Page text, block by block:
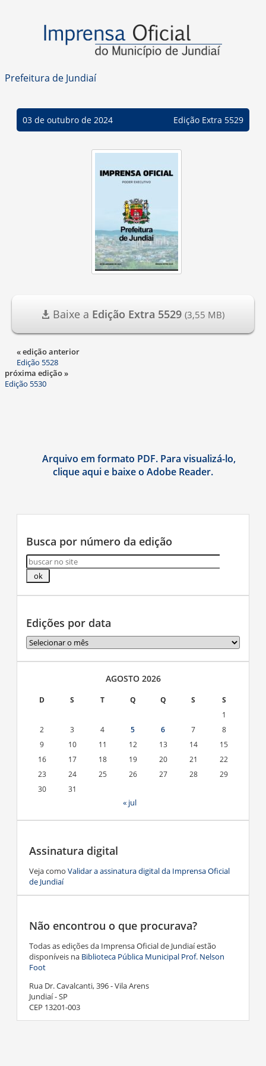
Prefeitura de Jundiaí
03 de outubro de 2024 Edição Extra 5529
Baixe a Edição Extra 5529 (3,55 MB)
« edição anterior
Edição 5528
próxima edição »
Edição 5530
Arquivo em formato PDF. Para visualizá-lo,
clique aqui e baixe o Adobe Reader.
Busca por número da edição
Edições por data
Edições
por
data
AGOSTO 2026
D S T Q Q S
S
1
2
3 4 5 6 7
8
9
10 11 12 13 14
15
16
17 18 19 20 21
22
23
24 25 26 27 28
29
30
31
« jul
Assinatura digital
Veja como Validar a assinatura digital da Imprensa Oficial
de Jundiaí
Não encontrou o que procurava?
Todas as edições da Imprensa Oficial de Jundiaí estão
disponíveis na Biblioteca Pública Municipal Prof. Nelson
Foot
Rua Dr. Cavalcanti, 396 - Vila Arens
Jundiaí - SP
CEP 13201-003